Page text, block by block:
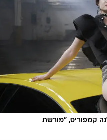
קמפוריס, "מורשת